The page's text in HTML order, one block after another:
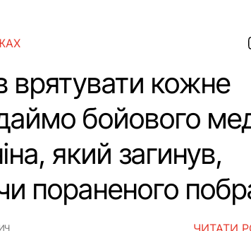
врятувати кожне
бойового
який загинув,
пораненого
ЧИТАТИ